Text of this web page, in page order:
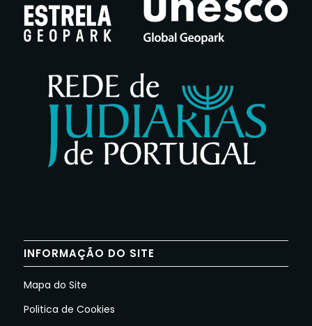
INFORMAÇÃO DO SITE
Mapa do Site
Politica de Cookies